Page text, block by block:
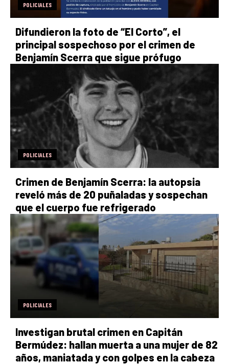
POLICIALES
Difundieron la foto de “El Corto”, el
principal sospechoso por el crimen de
Benjamín Scerra que sigue prófugo
POLICIALES
Crimen de Benjamín Scerra: la autopsia
reveló más de 20 puñaladas y sospechan
que el cuerpo fue refrigerado
POLICIALES
Investigan brutal crimen en Capitán
Bermúdez: hallan muerta a una mujer de 82
años, maniatada y con golpes en la cabeza